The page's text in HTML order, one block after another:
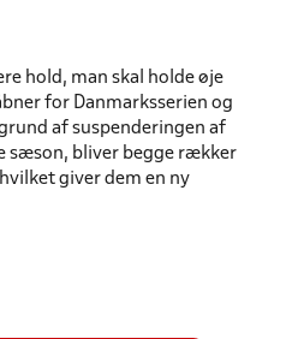
hold, man skal holde øje
for Danmarksserien og
af suspenderingen af
sæson, bliver begge rækker
giver dem en ny